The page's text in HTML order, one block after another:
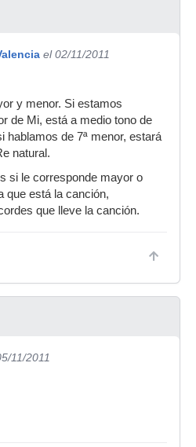
el 02/11/2011
y menor. Si estamos
de Mi, está a medio tono de
hablamos de 7ª menor, estará
natural.
si le corresponde mayor o
que está la canción,
que lleve la canción.
11/2011